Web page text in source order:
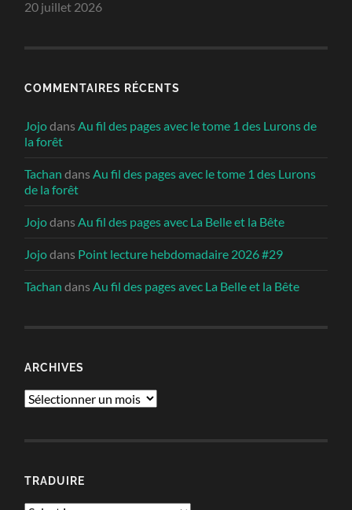
20 juillet 2026
COMMENTAIRES RÉCENTS
JojodansAu fil des pages avec le tome 1 des Lurons de
la forêt
Tachan dansAu fil des pages avec le tome 1 des Lurons
de la forêt
JojodansAu fil des pages avec La Belle et la Bête
Jojodans Point lecture hebdomadaire 2026 #29
Tachan dansAu fil des pages avec La Belle et la Bête
ARCHIVES
Archives
TRADUIRE